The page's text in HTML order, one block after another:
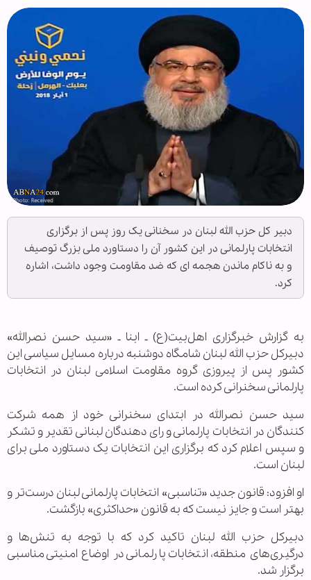
دبیر کل حزب الله لبنان در سخنانی یک روز پس از برگزاری
انتخابات پارلمانی در این کشور آن را دستاورد ملی بزرگ توصیف
و به ناکام ماندن هجمه ای که ضد مقاومت وجود داشت، اشاره
کرد.
به گزارش خبرگزاری اهل‌بیت(ع) ـ ابنا ـ «سید حسن نصرالله»
دبیرکل حزب الله لبنان شامگاه دوشنبه درباره مسایل سیاسی این
کشور پس از پیروزی گروه مقاومت اسلامی لبنان در انتخابات
پارلمانی سخنرانی کرده است.
سید حسن نصرالله در ابتدای سخنرانی خود از همه شرکت
کنندگان در انتخابات پارلمانی و رای دهندگان لبنانی تقدیر و تشکر
و سپس اعلام کرد که برگزاری این انتخابات یک دستاورد ملی برای
لبنان است.
او افزود: قانون جدید «تناسبی» انتخابات پارلمانی لبنان درست‌تر و
بهتر است و جایز نیست که به قانون «حداکثری» بازگشت.
دبیرکل حزب الله لبنان تاکید کرد که با توجه به تنش‌ها و
درگیری‌های منطقه، انتخابات پارلمانی در اوضاع امنیتی مناسبی
برگزار شد.